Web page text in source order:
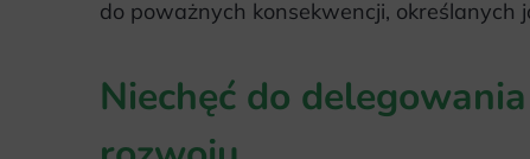
do poważnych konsekwencji, określanych
Niechęć do